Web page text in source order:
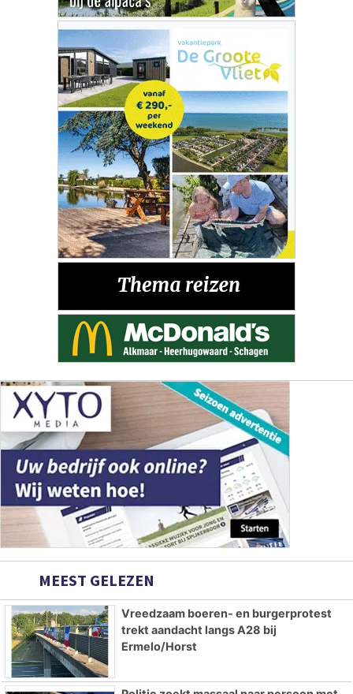
MEEST GELEZEN
Vreedzaam boeren- en burgerprotest
trekt aandacht langs A28 bij
Ermelo/Horst